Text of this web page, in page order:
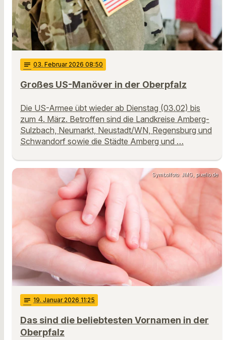
notes 03. Februar 2026 08:50
Großes US-Manöver in der Oberpfalz
Die US-Armee übt wieder ab Dienstag (03.02) bis
zum 4. März. Betroffen sind die Landkreise Amberg-
Sulzbach, Neumarkt, Neustadt/WN, Regensburg und
Schwandorf sowie die Städte Amberg und …
Symbolfoto: JMG, pixelio.de
notes 19. Januar 2026 11:25
Das sind die beliebtesten Vornamen in der
Oberpfalz